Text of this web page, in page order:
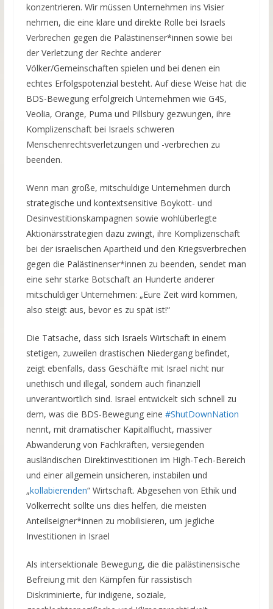
konzentrieren. Wir müssen Unternehmen ins Visier
nehmen, die eine klare und direkte Rolle bei Israels
Verbrechen gegen die Palästinenser*innen sowie bei
der Verletzung der Rechte anderer
Völker/Gemeinschaften spielen und bei denen ein
echtes Erfolgspotenzial besteht. Auf diese Weise hat die
BDS-Bewegung erfolgreich Unternehmen wie G4S,
Veolia, Orange, Puma und Pillsbury gezwungen, ihre
Komplizenschaft bei Israels schweren
Menschenrechtsverletzungen und -verbrechen zu
beenden.
Wenn man große, mitschuldige Unternehmen durch
strategische und kontextsensitive Boykott- und
Desinvestitionskampagnen sowie wohlüberlegte
Aktionärsstrategien dazu zwingt, ihre Komplizenschaft
bei der israelischen Apartheid und den Kriegsverbrechen
gegen die Palästinenser*innen zu beenden, sendet man
eine sehr starke Botschaft an Hunderte anderer
mitschuldiger Unternehmen: „Eure Zeit wird kommen,
also steigt aus, bevor es zu spät ist!“
Die Tatsache, dass sich Israels Wirtschaft in einem
stetigen, zuweilen drastischen Niedergang befindet,
zeigt ebenfalls, dass Geschäfte mit Israel nicht nur
unethisch und illegal, sondern auch finanziell
unverantwortlich sind. Israel entwickelt sich schnell zu
dem, was die BDS-Bewegung eine #ShutDownNation
nennt, mit dramatischer Kapitalflucht, massiver
Abwanderung von Fachkräften, versiegenden
ausländischen Direktinvestitionen im High-Tech-Bereich
und einer allgemein unsicheren, instabilen und
„kollabierenden“ Wirtschaft. Abgesehen von Ethik und
Völkerrecht sollte uns dies helfen, die meisten
Anteilseigner*innen zu mobilisieren, um jegliche
Investitionen in Israel
Als intersektionale Bewegung, die die palästinensische
Befreiung mit den Kämpfen für rassistisch
Diskriminierte, für indigene, soziale,